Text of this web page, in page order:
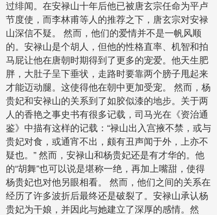
过绯闻。在安禄山十年后他已被唐玄宗任命为平卢
节度使，而李林甫等人的推荐之下，唐玄宗对安禄
山深信不疑。 然而，他们的爱情并不是一帆风顺
的。安禄山是个胡人，但他的性格直率、机智和拍
马屁让他在唐朝时期得到了更多的宠爱。他天生肥
胖，大肚子呈下垂状，走路时要靠两个膀子甩起来
才能迈动腿。这使得他在朝中更加受宠。 然而，杨
贵妃和安禄山的关系到了如胶似漆的地步。关于两
人的香艳之事史书有很多记载，司马光在《资治通
鉴》中描有这样的记载：“禄山出入宫掖不禁，或与
贵妃对食，或通宵不出，颇有丑声闻于外，上亦不
疑也。” 然而，安禄山和杨贵妃还是有才华的。他
的“胡舞”也可以说是堪称一绝，再加上嘴甜，使得
杨贵妃也对他另眼相看。 然而，他们之间的关系在
经历了许多波折后最终还是破裂了。安禄山承认杨
贵妃为干娘，并因此与她建立了深厚的感情。然